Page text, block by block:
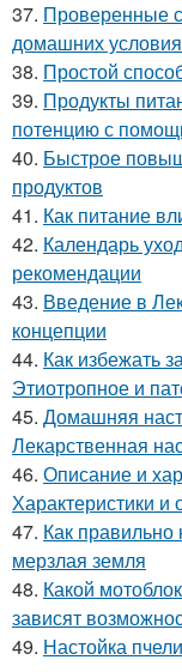
37. Проверенные
домашних
38. Простой
39. Продукты
потенцию с
40. Быстрое
продуктов
41. Как питание
42. Календарь
рекомендации
43. Введение в
концепции
44. Как избежать
Этиотропное и
45. Домашняя
Лекарственная
46. Описание и
Характеристики и
47. Как правильно
мерзлая земля
48. Какой
зависят
49. Настойка